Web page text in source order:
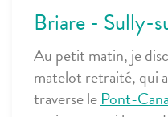
Briare - Sully-
Au petit matin, je
matelot retraité, qui a
traverse lePont-